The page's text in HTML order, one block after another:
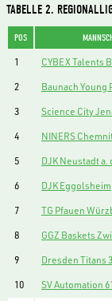
TABELLE 2.
POS
1 CYBEX Talents
2
Baunach Young
3
Science City
4
NINERS
5
DJK Neustadt a.
6
DJK Eggolsheim
7
TG Pfauen
8
GGZ Baskets
9
Dresden Titans 3
10
SV Automation